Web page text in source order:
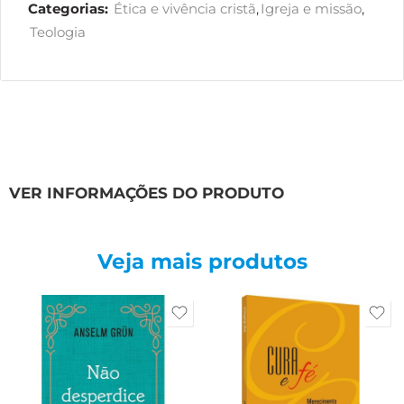
Categorias: Ética e vivência cristã,Igreja e missão,
Teologia
VER INFORMAÇÕES DO PRODUTO
Veja mais produtos